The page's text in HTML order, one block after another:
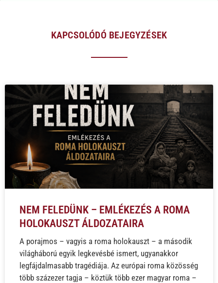
KAPCSOLÓDÓ BEJEGYZÉSEK
NEM FELEDÜNK – EMLÉKEZÉS A ROMA
HOLOKAUSZT ÁLDOZATAIRA
A porajmos – vagyis a roma holokauszt – a második
világháború egyik legkevésbé ismert, ugyanakkor
legfájdalmasabb tragédiája. Az európai roma közösség
több százezer tagja – köztük több ezer magyar roma –